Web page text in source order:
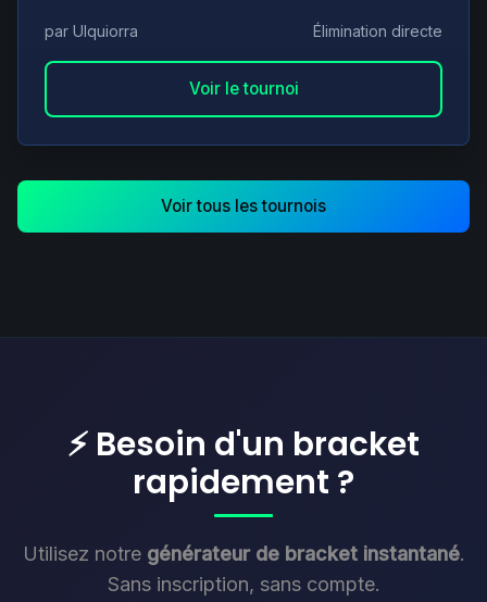
par Ulquiorra Élimination directe
Voir le tournoi
Voir tous les tournois
⚡ Besoin d'un bracket
rapidement ?
Utilisez notre générateur de bracket instantané.
Sans inscription, sans compte.